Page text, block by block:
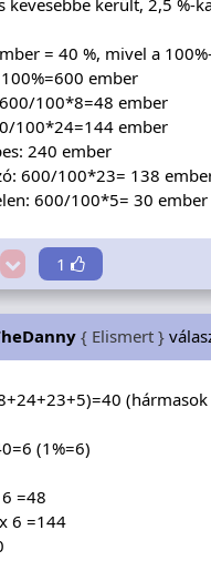
= 40 %, mivel a
ember
600/100*8=48 ember
100*24=144 ember
240 ember
600/100*23= 138
600/100*5= 30 ember
1
{ Elismert }
(hármasok
(1%=6)
=48
6 =144